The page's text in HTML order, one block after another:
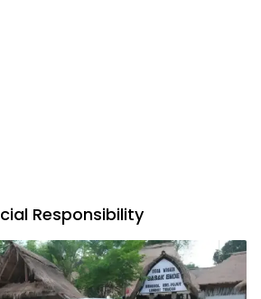
Responsibility